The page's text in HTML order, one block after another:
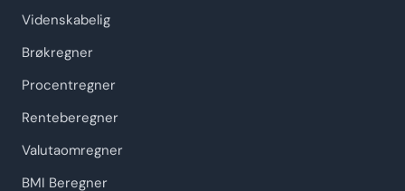
Videnskabelig
Brøkregner
Procentregner
Renteberegner
Valutaomregner
BMI Beregner